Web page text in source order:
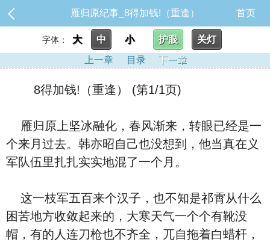
雁归原纪事_8得加钱!（重逢） 首页
字体： 大 中 小 护眼
关灯
上一章
目录 下一章
8得加钱!（重逢） (第1/1页)
雁归原上坚冰融化，春风渐来，转眼已经是一
个来月过去。韩亦昭自己也没想到，他当真在义
军队伍里扎扎实实地混了一个月。
这一枝军五百来个汉子，也不知是祁霄从什么
困苦地方收敛起来的，大寒天气一个个有靴没
帽，有的人连刀枪也不齐全，兀自拖着白蜡杆，